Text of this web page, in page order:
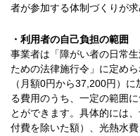
者が参加する体制づくりが求
・利用者の自己負担の範囲
事業者は「障がい者の日常
ための法律施行令」に定め
（月額0円から37,200円）
る費用のうち、一定の範囲
とができます。具体的には
付費を除いた額）、光熱水